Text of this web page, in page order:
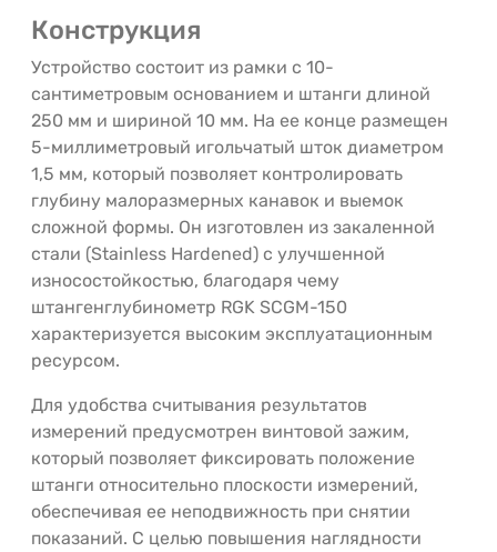
Конструкция
Устройство состоит из рамки с 10-
сантиметровым основанием и штанги длиной
250 мм и шириной 10 мм. На ее конце размещен
5-миллиметровый игольчатый шток диаметром
1,5 мм, который позволяет контролировать
глубину малоразмерных канавок и выемок
сложной формы. Он изготовлен из закаленной
стали (Stainless Hardened) с улучшенной
износостойкостью, благодаря чему
штангенглубинометр RGK SCGM-150
характеризуется высоким эксплуатационным
ресурсом.
Для удобства считывания результатов
измерений предусмотрен винтовой зажим,
который позволяет фиксировать положение
штанги относительно плоскости измерений,
обеспечивая ее неподвижность при снятии
показаний. С целью повышения наглядности